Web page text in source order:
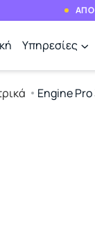
Υπηρεσίες
Engine